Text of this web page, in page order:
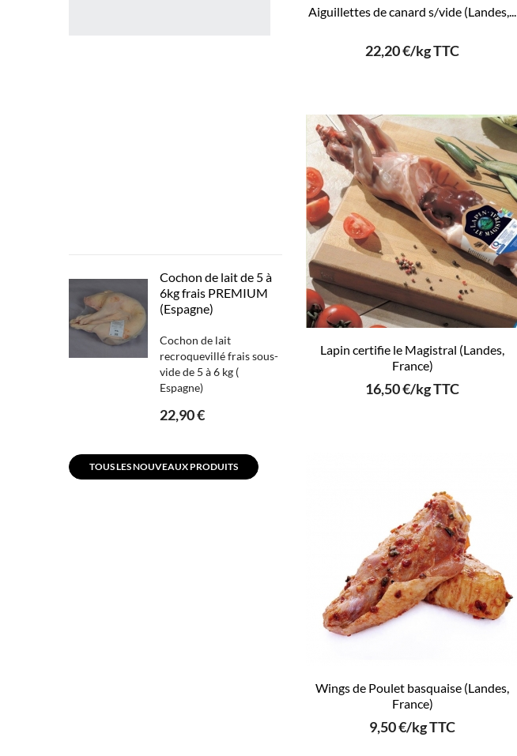
surgelé
55,90 €
Cochon de lait de 5 à
6kg frais PREMIUM
(Espagne)
Cochon de lait
recroquevillé frais sous-
vide de 5 à 6 kg (
Espagne)
22,90 €
TOUS LES NOUVEAUX PRODUITS
Aiguillettes de canard s/vide (Landes,...
22,20 €/kg TTC
Lapin certifie le Magistral (Landes,
France)
16,50 €/kg TTC
Wings de Poulet basquaise (Landes,
France)
9,50 €/kg TTC